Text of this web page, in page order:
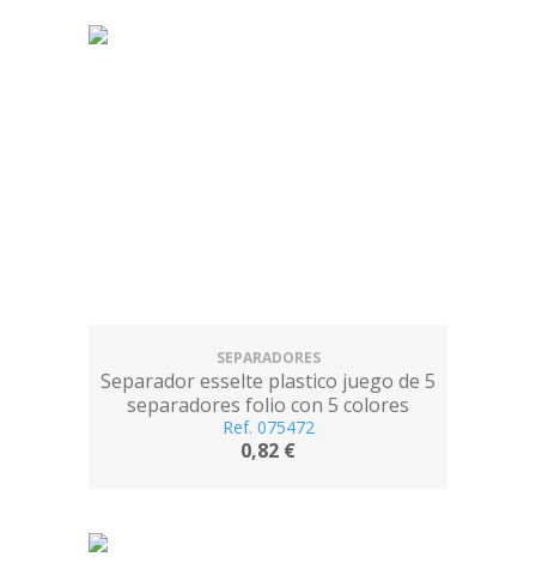
SEPARADORES
Separador esselte plastico juego de 5
separadores folio con 5 colores
multitaladro
Ref. 075472
0,82 €